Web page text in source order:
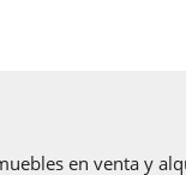
en venta y